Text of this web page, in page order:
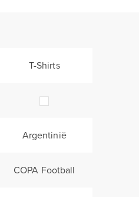
T-Shirts
Argentinië
COPA Football